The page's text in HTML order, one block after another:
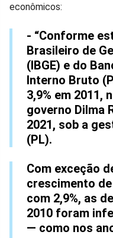
econômicos:
- “Conforme
Brasileiro de
(IBGE) e do
Interno Bruto
3,9% em 2011,
governo Dilma
2021, sob a
(PL).
Com exceção
crescimento de
com 2,9%, as
2010 foram
— como nos